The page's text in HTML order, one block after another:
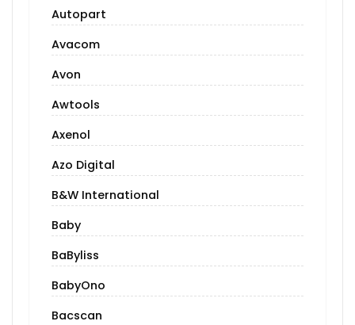
Autopart
Avacom
Avon
Awtools
Axenol
Azo Digital
B&W International
Baby
BaByliss
BabyOno
Bacscan